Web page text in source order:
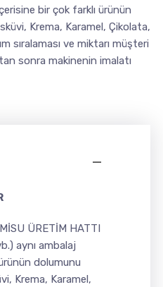
bir çok farklı ürünün
Krema, Karamel, Çikolata,
sıralaması ve miktarı müşteri
sonra makinenin imalatı
ÜRETİM HATTI
aynı ambalaj
dolumunu
Krema, Karamel,